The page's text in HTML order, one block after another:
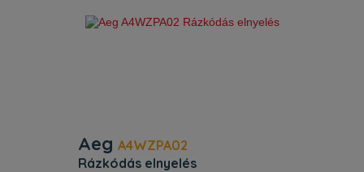
Aeg A4WZPA02
rázkódás elnyelés